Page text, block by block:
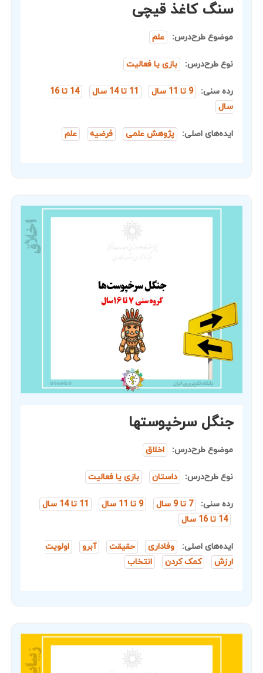
سنگ کاغذ قیچی
موضوع طرح‌درس: علم
نوع طرح‌درس: بازی یا فعالیت
رده سنی: 9 تا 11 سال 11 تا 14 سال
14 تا 16
سال
ایده‌های اصلی: پژوهش علمی فرضیه علم
جنگل سرخپوستها
موضوع طرح‌درس: اخلاق
نوع طرح‌درس: داستان بازی یا فعالیت
رده سنی: 7 تا 9 سال 9 تا 11 سال
11 تا 14 سال
14 تا 16 سال
ایده‌های اصلی: وفاداری حقیقت آبرو
اولویت
ارزش
کمک کردن انتخاب